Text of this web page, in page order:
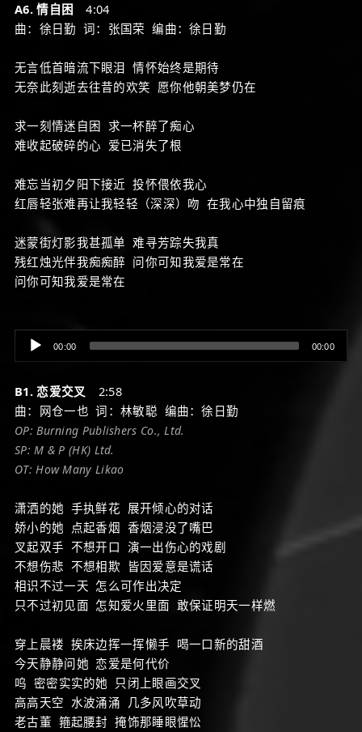
A6. 情自困 4:04
曲：徐日勤 词：张国荣 编曲：徐日勤
无言低首暗流下眼泪 情怀始终是期待
无奈此刻逝去往昔的欢笑 愿你他朝美梦仍在
求一刻情迷自困 求一杯醉了痴心
难收起破碎的心 爱已消失了根
难忘当初夕阳下接近 投怀偎依我心
红唇轻张难再让我轻轻（深深）吻 在我心中独自留痕
迷蒙街灯影我甚孤单 难寻芳踪失我真
残红烛光伴我痴痴醉 问你可知我爱是常在
问你可知我爱是常在
Audio
Player
00:00 00:00
B1. 恋爱交叉 2:58
曲：网仓一也 词：林敏聪 编曲：徐日勤
OP: Burning Publishers Co., Ltd.
SP: M & P (HK) Ltd.
OT: How Many Likao
潇洒的她 手执鲜花 展开倾心的对话
娇小的她 点起香烟 香烟浸没了嘴巴
叉起双手 不想开口 演一出伤心的戏剧
不想伤悲 不想相欺 皆因爱意是谎话
相识不过一天 怎么可作出决定
只不过初见面 怎知爱火里面 敢保证明天一样燃
穿上晨褛 挨床边挥一挥懒手 喝一口新的甜酒
今天静静问她 恋爱是何代价
呜 密密实实的她 只闭上眼画交叉
高高天空 水波涌涌 几多风吹草动
老古董 箍起腰封 掩饰那睡眼惺忪